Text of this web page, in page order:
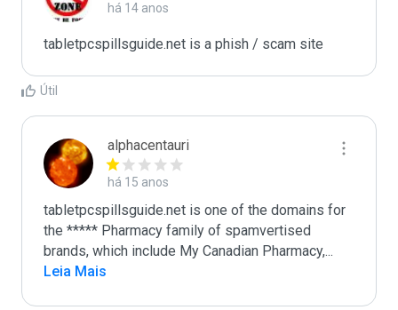
há 14 anos
tabletpcspillsguide.net is a phish / scam site
Útil
alphacentauri
há 15 anos
tabletpcspillsguide.net is one of the domains for
the ***** Pharmacy family of spamvertised
brands, which include My Canadian Pharmacy,...
Leia Mais